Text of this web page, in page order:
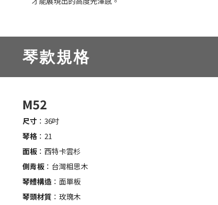
琴款規格
M52
尺寸 ：36吋
琴格 ：21
面板 ：西特卡雲杉
側背板 ：台灣相思木
琴體構造 ：面單板
琴頭材質 ：玫瑰木